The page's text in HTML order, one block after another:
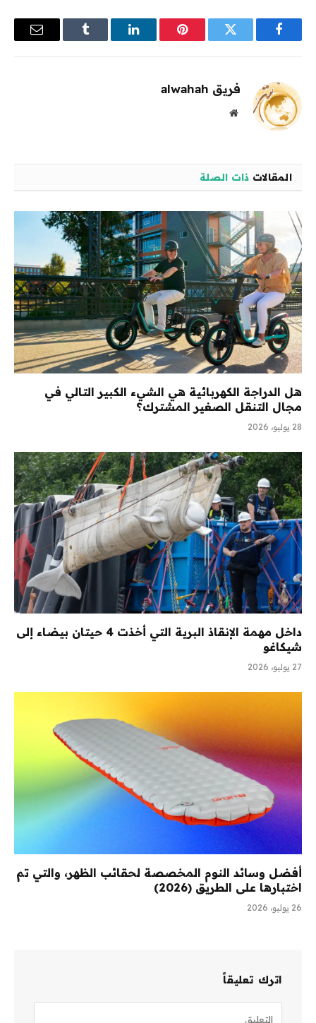
فيسبوك تويتر بينتيريستلينكدإن Tumblr
البريد
فريق alwahah
موقع
المقالات ذات الصلة
هل الدراجة الكهربائية هي الشيء الكبير التالي في
مجال التنقل الصغير المشترك؟
28 يوليو، 2026
داخل مهمة الإنقاذ البرية التي أخذت 4 حيتان بيضاء إلى
شيكاغو
27 يوليو، 2026
أفضل وسائد النوم المخصصة لحقائب الظهر، والتي تم
اختبارها على الطريق (2026)
26 يوليو، 2026
اترك تعليقاً